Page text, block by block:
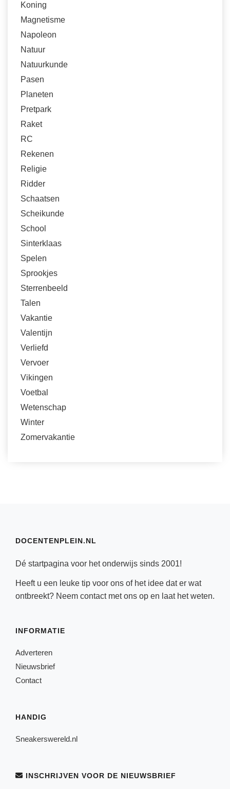
Koning
Magnetisme
Napoleon
Natuur
Natuurkunde
Pasen
Planeten
Pretpark
Raket
RC
Rekenen
Religie
Ridder
Schaatsen
Scheikunde
School
Sinterklaas
Spelen
Sprookjes
Sterrenbeeld
Talen
Vakantie
Valentijn
Verliefd
Vervoer
Vikingen
Voetbal
Wetenschap
Winter
Zomervakantie
DOCENTENPLEIN.NL
Dé startpagina voor het onderwijs sinds 2001!
Heeft u een leuke tip voor ons of het idee dat er wat
ontbreekt? Neem contactmet ons op en laat het weten.
INFORMATIE
Adverteren
Nieuwsbrief
Contact
HANDIG
Sneakerswereld.nl
INSCHRIJVEN VOOR DE NIEUWSBRIEF